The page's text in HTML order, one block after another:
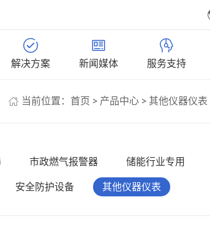
解决方案 新闻媒体 服务支持
当前位置： 首页 > 产品中心 > 其他仪器仪表
市政燃气报警器 储能行业专用
安全防护设备 其他仪器仪表